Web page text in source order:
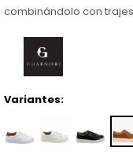
combinándolo con
Variantes: